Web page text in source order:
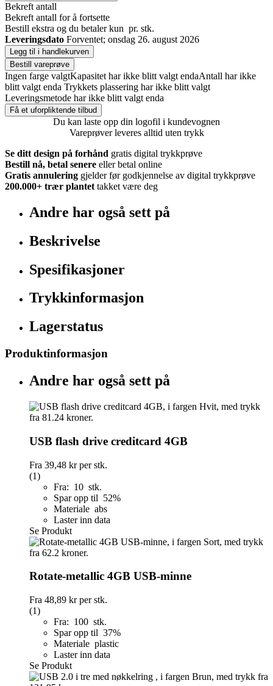
Bekreft antall
Bekreft antall for å fortsette
Bestill ekstra og du betaler kun pr. stk.
Leveringsdato Forventet; onsdag 26. august 2026
Legg til i handlekurven
Bestill vareprøve
Ingen farge valgtKapasitet har ikke blitt valgt endaAntall har ikke
blitt valgt enda Trykkets plassering har ikke blitt valgt
Leveringsmetode har ikke blitt valgt enda
Få et uforpliktende tilbud
Du kan laste opp din logofil i kundevognen
Vareprøver leveres alltid uten trykk
Se ditt design på forhånd gratis digital trykkprøve
Bestill nå, betal senere eller betal online
Gratis annulering gjelder før godkjennelse av digital trykkprøve
200.000+ trær plantet takket være deg
Andre har også sett på
Beskrivelse
Spesifikasjoner
Trykkinformasjon
Lagerstatus
Produktinformasjon
Andre har også sett på
USB flash drive creditcard 4GB
Fra 39,48 krper stk.
(1)
Fra: 10 stk.
Spar opp til 52%
Materiale abs
Laster inn data
Se Produkt
Rotate-metallic 4GB USB-minne
Fra 48,89 krper stk.
(1)
Fra: 100 stk.
Spar opp til 37%
Materiale plastic
Laster inn data
Se Produkt